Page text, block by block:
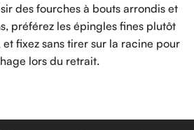
des fourches à bouts arrondis et
préférez les épingles fines plutôt
fixez sans tirer sur la racine pour
lors du retrait.